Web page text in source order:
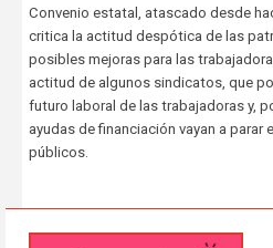
Convenio estatal, atascado desde
critica la actitud despótica de las
posibles mejoras para las
actitud de algunos sindicatos, que
futuro laboral de las trabajadoras y,
ayudas de financiación vayan a
públicos.